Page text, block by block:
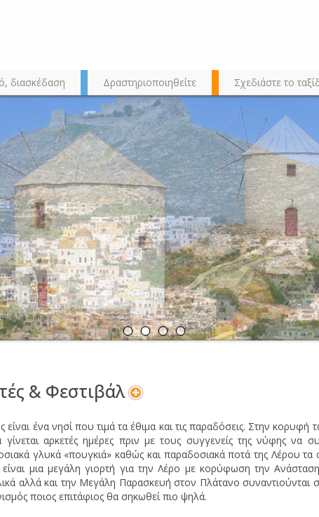
διασκέδαση Δραστηριοποιηθείτε Σχεδιάστε το
& Φεστιβάλ
είναι ένα νησί που τιμά τα έθιμα και τις παραδόσεις. Στην κορυφή
αρκετές ημέρες πριν με τους συγγενείς της νύφης να
γλυκά «πουγκιά» καθώς και παραδοσιακά ποτά της Λέρου
μια μεγάλη γιορτή για την Λέρο με κορύφωση την
αλλά και την Μεγάλη Παρασκευή στον Πλάτανο συναντιούνται
ποιος επιτάφιος θα σηκωθεί πιο ψηλά.